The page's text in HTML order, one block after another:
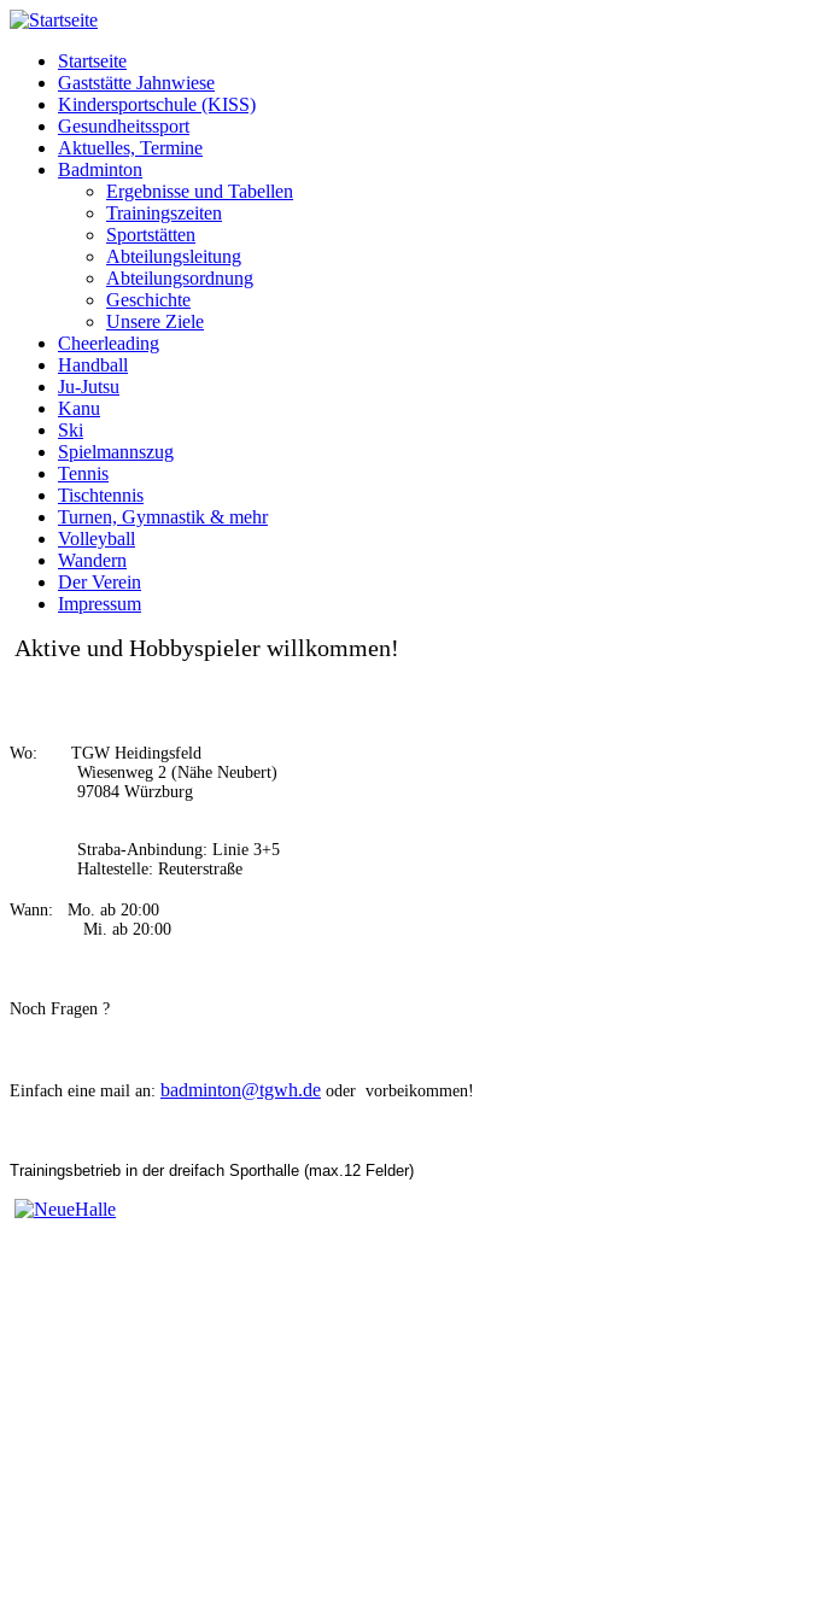
Startseite
Gaststätte Jahnwiese
Kindersportschule (KISS)
Gesundheitssport
Aktuelles, Termine
Badminton
Ergebnisse und Tabellen
Trainingszeiten
Sportstätten
Abteilungsleitung
Abteilungsordnung
Geschichte
Unsere Ziele
Cheerleading
Handball
Ju-Jutsu
Kanu
Ski
Spielmannszug
Tennis
Tischtennis
Turnen, Gymnastik & mehr
Volleyball
Wandern
Der Verein
Impressum
Aktive und Hobbyspieler willkommen!
Wo: TGW Heidingsfeld
Wiesenweg 2 (Nähe Neubert)
97084 Würzburg
Straba-Anbindung: Linie 3+5
Haltestelle: Reuterstraße
Wann: Mo. ab 20:00
Mi. ab 20:00
Noch Fragen ?
Einfach eine mail an: badminton@tgwh.de oder vorbeikommen!
Trainingsbetrieb in der dreifach Sporthalle (max.12 Felder)